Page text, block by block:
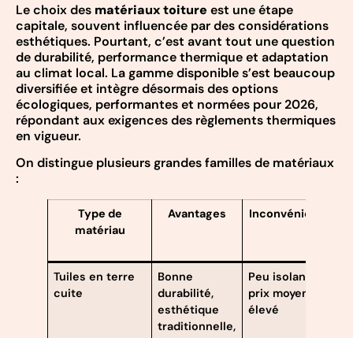
Le choix des matériaux toiture est une étape
capitale, souvent influencée par des considérations
esthétiques. Pourtant, c’est avant tout une question
de durabilité, performance thermique et adaptation
au climat local. La gamme disponible s’est beaucoup
diversifiée et intègre désormais des options
écologiques, performantes et normées pour 2026,
répondant aux exigences des règlements thermiques
en vigueur.
On distingue plusieurs grandes familles de matériaux
:
Type de
matériau
Avantages Inconvénients
Tuiles en terre
cuite
Bonne
durabilité,
esthétique
traditionnelle,
Peu isolantes,
prix moyen à
élevé